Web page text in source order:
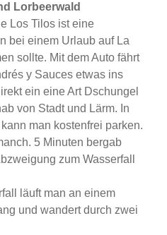
Lorbeerwald
Los Tilos ist eine
bei einem Urlaub auf La
sollte. Mit dem Auto fährt
y Sauces etwas ins
ein eine Art Dschungel
von Stadt und Lärm. In
man kostenfrei parken.
5 Minuten bergab
zum Wasserfall
läuft man an einem
und wandert durch zwei